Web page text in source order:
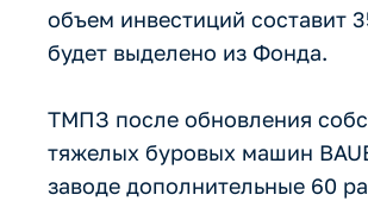
объем инвестиций составит
будет выделено из Фонда.
ТМПЗ после обновления
тяжелых буровых машин
заводе дополнительные 60